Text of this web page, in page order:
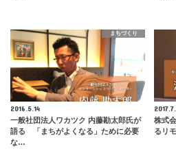
まちづくり
2016.5.14
一般社団法人ワカツク 内藤勘太郎氏が
語る 「まちがよくなる」ために必要
な…
株式
るリ